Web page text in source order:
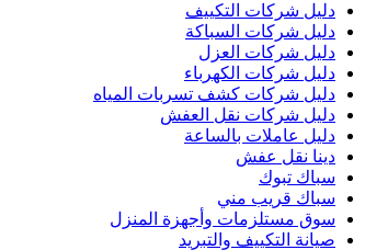
دليل شركات التكييف
دليل شركات السباكة
دليل شركات العزل
دليل شركات الكهرباء
دليل شركات كشف تسربات المياه
دليل شركات نقل العفش
دليل عاملات بالساعة
دينا نقل عفش
سباك تبوك
سباك قريب مني
سوق مستلزمات وأجهزة المنزل
صيانة التكييف والتبريد